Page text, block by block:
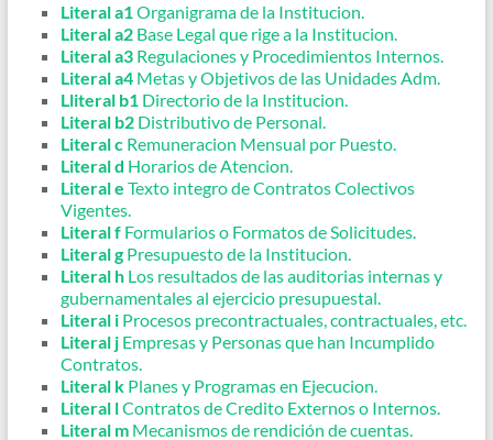
Literal a1Organigrama de la Institucion.
Literal a2 Base Legal que rige a la Institucion.
Literal a3 Regulaciones y Procedimientos Internos.
Literal a4 Metas y Objetivos de las Unidades Adm.
Lliteral b1 Directorio de la Institucion.
Literal b2 Distributivo de Personal.
Literal c Remuneracion Mensual por Puesto.
Literal d Horarios de Atencion.
Literal e Texto integro de Contratos Colectivos
Vigentes.
Literal f Formularios o Formatos de Solicitudes.
Literal g Presupuesto de la Institucion.
Literal h Los resultados de las auditorias internas y
gubernamentales al ejercicio presupuestal.
Literal i Procesos precontractuales, contractuales, etc.
Literal j Empresas y Personas que han Incumplido
Contratos.
Literal k Planes y Programas en Ejecucion.
Literal lContratos de Credito Externos o Internos.
Literal m Mecanismos de rendición de cuentas.